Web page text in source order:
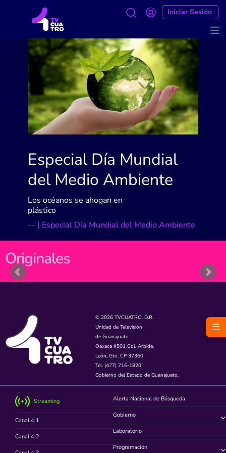
Iniciar Sesión
Especial Día Mundial
del Medio Ambiente
Los océanos se ahogan en
plástico
-- | Especial Día Mundial del Medio Ambiente
Originales
© 2026 TVCUATRO. D.R.
Unidad de Televisión
de Guanajuato.
Oaxaca #501 Col. Arbide,
León, Gto. CP 37360
Tel. (477) 716-1820
Gobierno del Estado de Guanajuato.
Streaming
Canal 4.1
Canal 4.2
Alerta Nacional de Búsqueda
Gobierno
Laboratorio
Programación
☰